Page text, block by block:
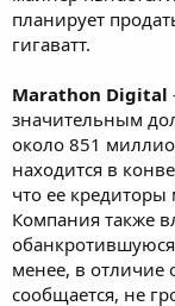
планирует
гигаватт.
Marathon Digital
значительным
около 851
находится в
что ее
Компания также
менее, в отличие
сообщается, не